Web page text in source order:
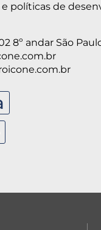
e políticas de
8º andar São